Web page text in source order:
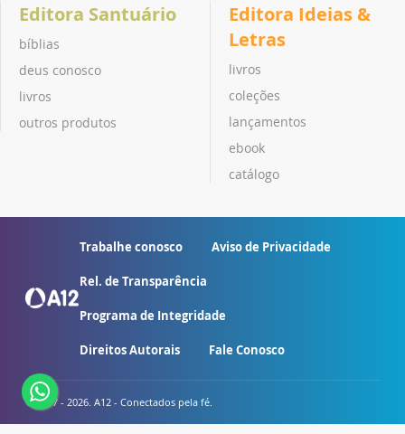
Editora Santuário
bíblias
deus conosco
livros
outros produtos
Editora Ideias &
Letras
livros
coleções
lançamentos
ebook
catálogo
Trabalhe conosco Aviso de Privacidade
Rel. de Transparência
Programa de Integridade
Direitos Autorais Fale Conosco
© 2007 - 2026. A12 - Conectados pela fé.